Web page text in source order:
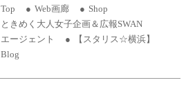
Top Web画廊
Shop
ときめく大人女子企画＆広報SWAN
エージェント
【スタリス☆横浜】
Blog